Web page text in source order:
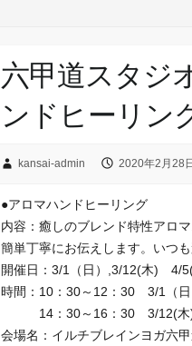
六甲道スタジ
ンドヒーリ
kansai-admin 2020年2月28日
●アロマハンドヒーリング
内容：癒しのブレンド特性アロ
簡単丁寧にお伝えします。いつ
開催日：3/1（日）,3/12(木) 4/
時間：10：30～12：30 3/1（日
14：30～16：30 3/12(木
会場名：イルチブレインヨガ六